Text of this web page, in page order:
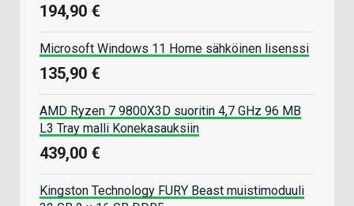
194,90 €
Microsoft Windows 11 Home sähköinen lisenssi
135,90 €
AMD Ryzen 7 9800X3D suoritin 4,7 GHz 96 MB
L3 Tray malli Konekasauksiin
439,00 €
Kingston Technology FURY Beast muistimoduuli